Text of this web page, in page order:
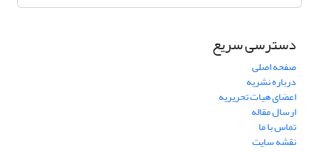
دسترسی سریع
صفحه اصلی
درباره نشریه
اعضای هیات تحریریه
ارسال مقاله
تماس با ما
نقشه سایت